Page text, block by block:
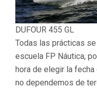
DUFOUR 455 GL
Todas las prácticas
escuela FP Náutica,
hora de elegir la
no dependemos de